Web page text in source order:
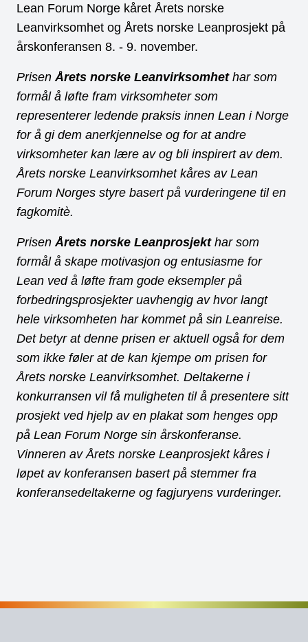
Lean Forum Norge kåret Årets norske
Leanvirksomhet og Årets norske Leanprosjekt på
årskonferansen 8. - 9. november.
Prisen Årets norske Leanvirksomhet har som
formål å løfte fram virksomheter som
representerer ledende praksis innen Lean i Norge
for å gi dem anerkjennelse og for at andre
virksomheter kan lære av og bli inspirert av dem.
Årets norske Leanvirksomhet kåres av Lean
Forum Norges styre basert på vurderingene til en
fagkomitè.
Prisen Årets norske Leanprosjekt har som
formål å skape motivasjon og entusiasme for
Lean ved å løfte fram gode eksempler på
forbedringsprosjekter uavhengig av hvor langt
hele virksomheten har kommet på sin Leanreise.
Det betyr at denne prisen er aktuell også for dem
som ikke føler at de kan kjempe om prisen for
Årets norske Leanvirksomhet. Deltakerne i
konkurransen vil få muligheten til å presentere sitt
prosjekt ved hjelp av en plakat som henges opp
på Lean Forum Norge sin årskonferanse.
Vinneren av Årets norske Leanprosjekt kåres i
løpet av konferansen basert på stemmer fra
konferansedeltakerne og fagjuryens vurderinger.